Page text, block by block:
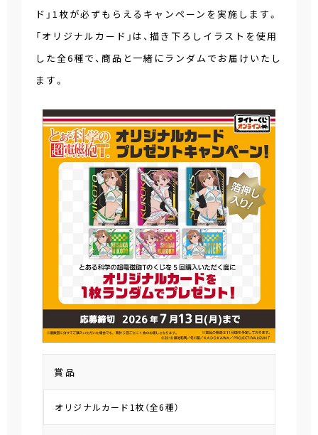
ド」1枚が必ずもらえるキャンペーンを実施します。
「オリジナルカード」は、描き下ろしイラストを使用
した全6種で、商品と一緒にランダムでお届けいたし
ます。
賞品
オリジナルカード1枚（全6種）